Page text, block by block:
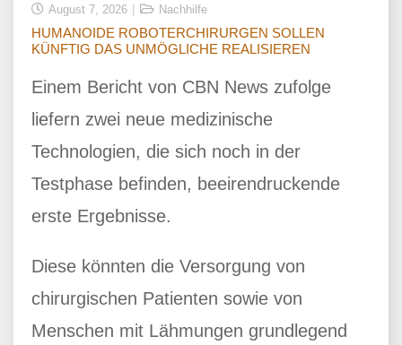
August 7, 2026 Nachhilfe
HUMANOIDE ROBOTERCHIRURGEN SOLLEN
KÜNFTIG DAS UNMÖGLICHE REALISIEREN
Einem Bericht von CBN News zufolge
liefern zwei neue medizinische
Technologien, die sich noch in der
Testphase befinden, beeirendruckende
erste Ergebnisse.
Diese könnten die Versorgung von
chirurgischen Patienten sowie von
Menschen mit Lähmungen grundlegend